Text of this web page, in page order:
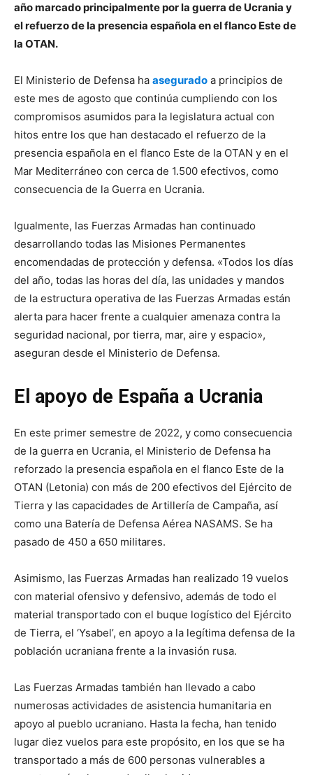
año marcado principalmente por la guerra de Ucrania y
el refuerzo de la presencia española en el flanco Este de
la OTAN.
El Ministerio de Defensa ha asegurado a principios de
este mes de agosto que continúa cumpliendo con los
compromisos asumidos para la legislatura actual con
hitos entre los que han destacado el refuerzo de la
presencia española en el flanco Este de la OTAN y en el
Mar Mediterráneo con cerca de 1.500 efectivos, como
consecuencia de la Guerra en Ucrania.
Igualmente, las Fuerzas Armadas han continuado
desarrollando todas las Misiones Permanentes
encomendadas de protección y defensa. «Todos los días
del año, todas las horas del día, las unidades y mandos
de la estructura operativa de las Fuerzas Armadas están
alerta para hacer frente a cualquier amenaza contra la
seguridad nacional, por tierra, mar, aire y espacio»,
aseguran desde el Ministerio de Defensa.
El apoyo de España a Ucrania
En este primer semestre de 2022, y como consecuencia
de la guerra en Ucrania, el Ministerio de Defensa ha
reforzado la presencia española en el flanco Este de la
OTAN (Letonia) con más de 200 efectivos del Ejército de
Tierra y las capacidades de Artillería de Campaña, así
como una Batería de Defensa Aérea NASAMS. Se ha
pasado de 450 a 650 militares.
Asimismo, las Fuerzas Armadas han realizado 19 vuelos
con material ofensivo y defensivo, además de todo el
material transportado con el buque logístico del Ejército
de Tierra, el ‘Ysabel’, en apoyo a la legítima defensa de la
población ucraniana frente a la invasión rusa.
Las Fuerzas Armadas también han llevado a cabo
numerosas actividades de asistencia humanitaria en
apoyo al pueblo ucraniano. Hasta la fecha, han tenido
lugar diez vuelos para este propósito, en los que se ha
transportado a más de 600 personas vulnerables a